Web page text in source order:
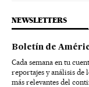
NEWSLETTERS
Boletín de
Cada semana en tu
reportajes y análisis de
más relevantes del